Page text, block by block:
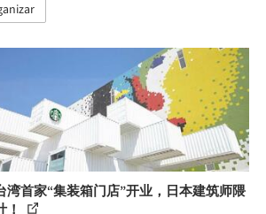
湾首家“集装箱门店”开业，日本建筑师隈